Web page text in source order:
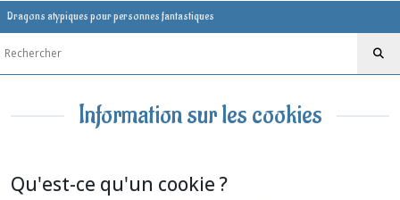
Dragons atypiques pour personnes fantastiques
Information sur les cookies
Qu'est-ce qu'un cookie ?